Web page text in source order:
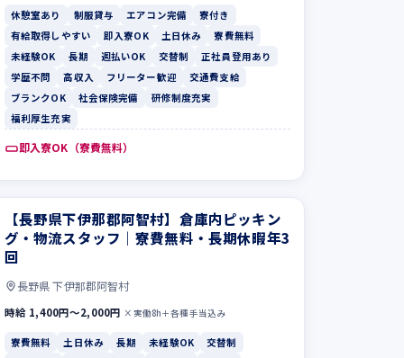
休憩室あり 制服貸与 エアコン完備
寮付き
有給取得しやすい
即入寮OK 土日休み
寮費無料
未経験OK
長期 週払いOK 交替制
正社員登用あり
学歴不問
高収入 フリーター歓迎
交通費支給
ブランクOK
社会保険完備
研修制度充実
福利厚生充実
即入寮OK（寮費無料）
【長野県下伊那郡阿智村】倉庫内ピッキン
グ・物流スタッフ｜寮費無料・長期休暇年3
回
長野県 下伊那郡阿智村
時給 1,400円〜2,000円 ×実働8h＋各種手当込み
寮費無料 土日休み 長期 未経験OK
交替制